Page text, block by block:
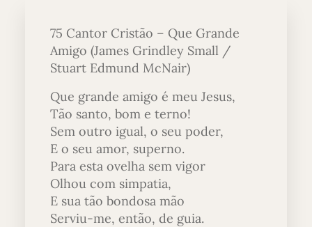
75 Cantor Cristão – Que Grande
Amigo (James Grindley Small /
Stuart Edmund McNair)
Que grande amigo é meu Jesus,
Tão santo, bom e terno!
Sem outro igual, o seu poder,
E o seu amor, superno.
Para esta ovelha sem vigor
Olhou com simpatia,
E sua tão bondosa mão
Serviu-me, então, de guia.